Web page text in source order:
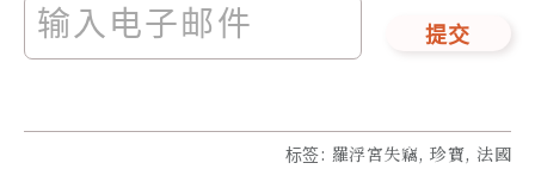
提交
标签: 羅浮宮失竊, 珍寶, 法國